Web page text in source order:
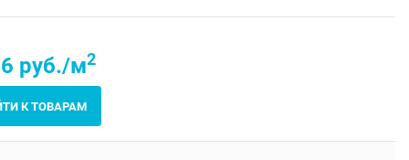
руб./м2
К ТОВАРАМ